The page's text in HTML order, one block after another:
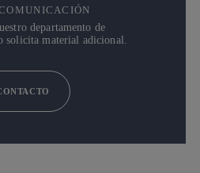
departamento de
solicita material adicional.